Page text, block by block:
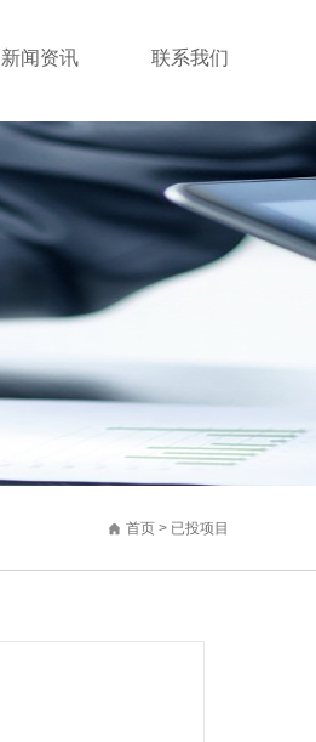
新闻资讯 联系我们
首页 > 已投项目